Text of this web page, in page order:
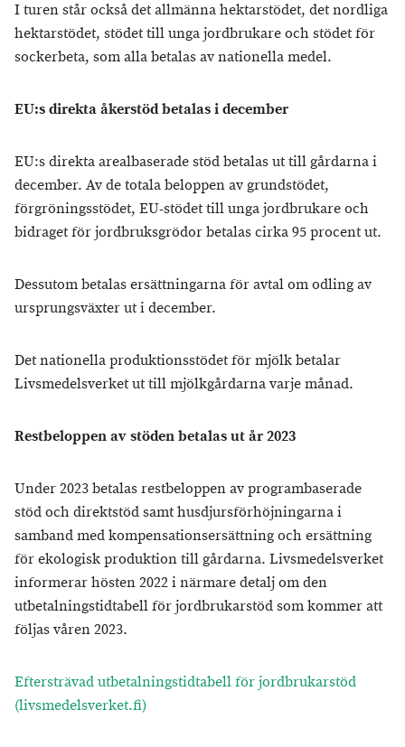
I turen står också det allmänna hektarstödet, det nordliga
hektarstödet, stödet till unga jordbrukare och stödet för
sockerbeta, som alla betalas av nationella medel.
EU:s direkta åkerstöd betalas i december
EU:s direkta arealbaserade stöd betalas ut till gårdarna i
december. Av de totala beloppen av grundstödet,
förgröningsstödet, EU-stödet till unga jordbrukare och
bidraget för jordbruksgrödor betalas cirka 95 procent ut.
Dessutom betalas ersättningarna för avtal om odling av
ursprungsväxter ut i december.
Det nationella produktionsstödet för mjölk betalar
Livsmedelsverket ut till mjölkgårdarna varje månad.
Restbeloppen av stöden betalas ut år 2023
Under 2023 betalas restbeloppen av programbaserade
stöd och direktstöd samt husdjursförhöjningarna i
samband med kompensationsersättning och ersättning
för ekologisk produktion till gårdarna. Livsmedelsverket
informerar hösten 2022 i närmare detalj om den
utbetalningstidtabell för jordbrukarstöd som kommer att
följas våren 2023.
Eftersträvad utbetalningstidtabell för jordbrukarstöd
(livsmedelsverket.fi)